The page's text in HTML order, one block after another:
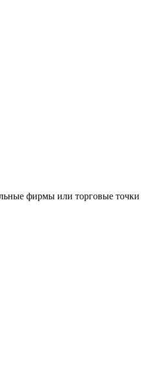
фирмы или торговые точки